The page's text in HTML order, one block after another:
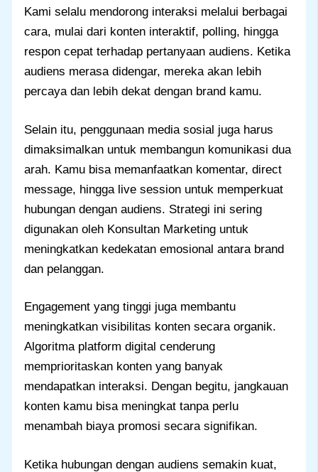
Kami selalu mendorong interaksi melalui berbagai
cara, mulai dari konten interaktif, polling, hingga
respon cepat terhadap pertanyaan audiens. Ketika
audiens merasa didengar, mereka akan lebih
percaya dan lebih dekat dengan brand kamu.
Selain itu, penggunaan media sosial juga harus
dimaksimalkan untuk membangun komunikasi dua
arah. Kamu bisa memanfaatkan komentar, direct
message, hingga live session untuk memperkuat
hubungan dengan audiens. Strategi ini sering
digunakan oleh Konsultan Marketing untuk
meningkatkan kedekatan emosional antara brand
dan pelanggan.
Engagement yang tinggi juga membantu
meningkatkan visibilitas konten secara organik.
Algoritma platform digital cenderung
memprioritaskan konten yang banyak
mendapatkan interaksi. Dengan begitu, jangkauan
konten kamu bisa meningkat tanpa perlu
menambah biaya promosi secara signifikan.
Ketika hubungan dengan audiens semakin kuat,